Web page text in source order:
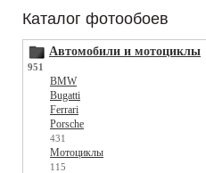
Каталог фотообоев
Автомобили и мотоциклы
951
BMW
Bugatti
Ferrari
Porsche
431
Мотоциклы
115